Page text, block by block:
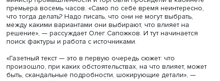
Олег Сапожков, фото: Михаил Воронин / Высшая школа